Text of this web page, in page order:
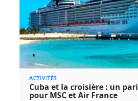
ACTIVITÉS
Cuba et la croisière : un
pour MSC et Air France